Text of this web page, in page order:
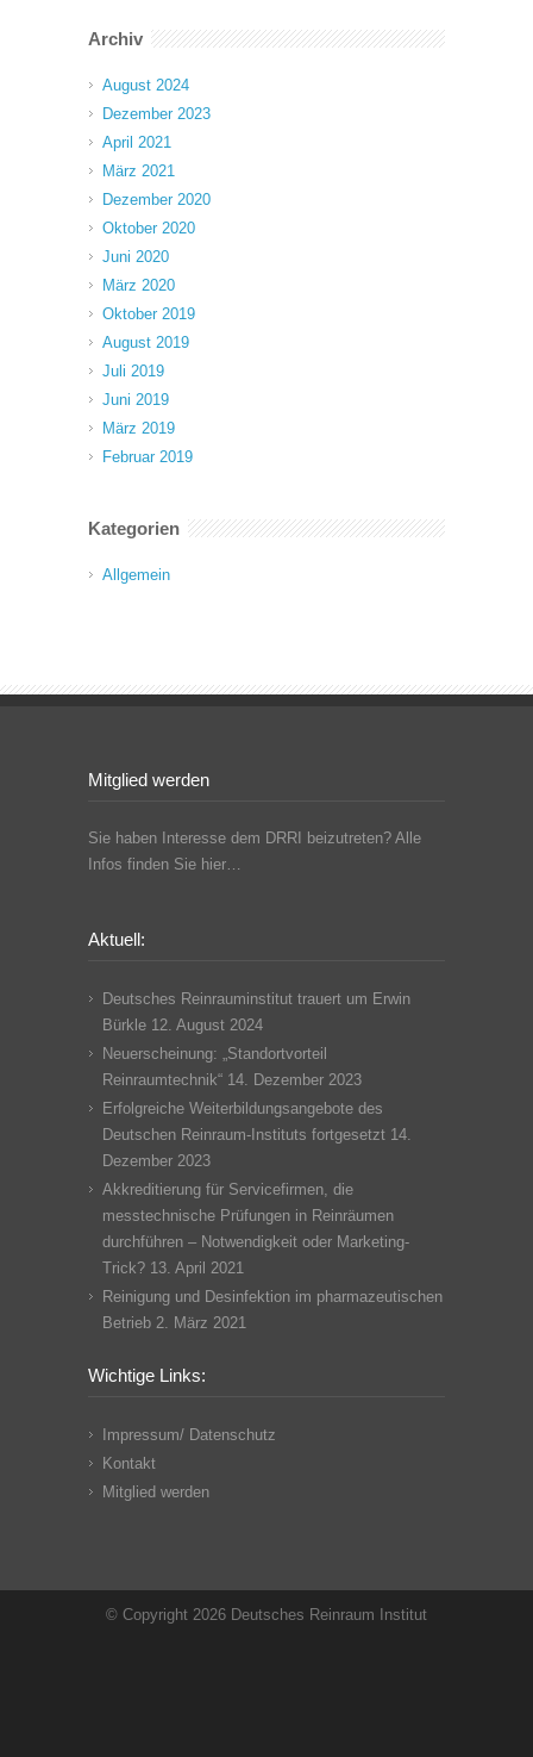
Archiv
August 2024
Dezember 2023
April 2021
März 2021
Dezember 2020
Oktober 2020
Juni 2020
März 2020
Oktober 2019
August 2019
Juli 2019
Juni 2019
März 2019
Februar 2019
Kategorien
Allgemein
Mitglied werden
Sie haben Interesse dem DRRI beizutreten? Alle
Infos finden Sie hier…
Aktuell:
Deutsches Reinrauminstitut trauert um Erwin
Bürkle 12. August 2024
Neuerscheinung: „Standortvorteil
Reinraumtechnik“ 14. Dezember 2023
Erfolgreiche Weiterbildungsangebote des
Deutschen Reinraum-Instituts fortgesetzt 14.
Dezember 2023
Akkreditierung für Servicefirmen, die
messtechnische Prüfungen in Reinräumen
durchführen – Notwendigkeit oder Marketing-
Trick? 13. April 2021
Reinigung und Desinfektion im pharmazeutischen
Betrieb 2. März 2021
Wichtige Links:
Impressum/ Datenschutz
Kontakt
Mitglied werden
© Copyright 2026 Deutsches Reinraum Institut